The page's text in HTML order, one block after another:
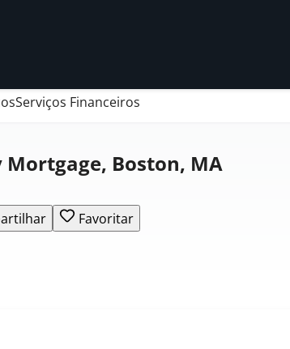
Serviços Financeiros
Boston, MA
Favoritar